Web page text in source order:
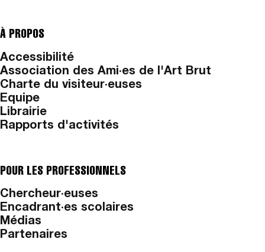
À PROPOS
Accessibilité
Association des Ami·es de l'Art Brut
Charte du visiteur·euses
Equipe
Librairie
Rapports d'activités
POUR LES PROFESSIONNELS
Chercheur·euses
Encadrant·es scolaires
Médias
Partenaires